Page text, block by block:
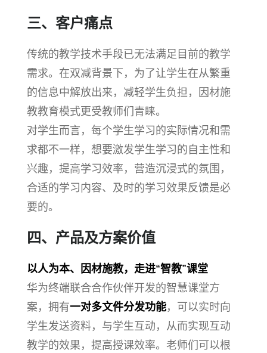
三、客户痛点
传统的教学技术手段已无法满足目前的教学
需求。在双减背景下，为了让学生在从繁重
的信息中解放出来，减轻学生负担，因材施
教教育模式更受教师们青睐。
对学生而言，每个学生学习的实际情况和需
求都不一样，想要激发学生学习的自主性和
兴趣，提高学习效率，营造沉浸式的氛围，
合适的学习内容、及时的学习效果反馈是必
要的。
四、产品及方案价值
以人为本、因材施教，走进“智教”课堂
华为终端联合合作伙伴开发的智慧课堂方
案，拥有一对多文件分发功能，可以实时向
学生发送资料，与学生互动，从而实现互动
教学的效果，提高授课效率。老师们可以根